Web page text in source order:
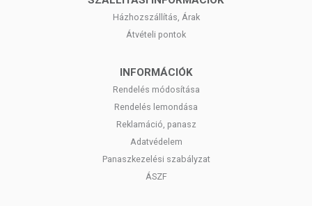
Házhozszállítás, Árak
Átvételi pontok
INFORMÁCIÓK
Rendelés módosítása
Rendelés lemondása
Reklamáció, panasz
Adatvédelem
Panaszkezelési szabályzat
ÁSZF